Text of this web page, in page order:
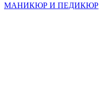
МАНИКЮР И ПЕДИКЮР